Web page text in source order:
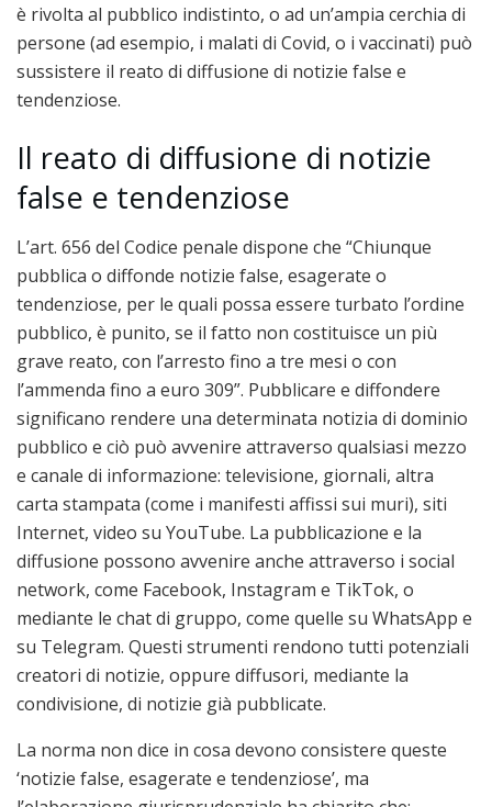
è rivolta al pubblico indistinto, o ad un’ampia cerchia di
persone (ad esempio, i malati di Covid, o i vaccinati) può
sussistere il reato di diffusione di notizie false e
tendenziose.
Il reato di diffusione di notizie
false e tendenziose
L’art. 656 del Codice penale dispone che “Chiunque
pubblica o diffonde notizie false, esagerate o
tendenziose, per le quali possa essere turbato l’ordine
pubblico, è punito, se il fatto non costituisce un più
grave reato, con l’arresto fino a tre mesi o con
l’ammenda fino a euro 309”. Pubblicare e diffondere
significano rendere una determinata notizia di dominio
pubblico e ciò può avvenire attraverso qualsiasi mezzo
e canale di informazione: televisione, giornali, altra
carta stampata (come i manifesti affissi sui muri), siti
Internet, video su YouTube. La pubblicazione e la
diffusione possono avvenire anche attraverso i social
network, come Facebook, Instagram e TikTok, o
mediante le chat di gruppo, come quelle su WhatsApp e
su Telegram. Questi strumenti rendono tutti potenziali
creatori di notizie, oppure diffusori, mediante la
condivisione, di notizie già pubblicate.
La norma non dice in cosa devono consistere queste
‘notizie false, esagerate e tendenziose’, ma